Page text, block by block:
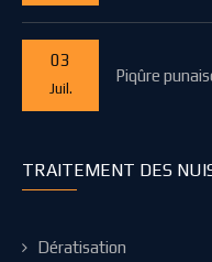
03
Juil.
Piqûre
TRAITEMENT DES
Dératisation